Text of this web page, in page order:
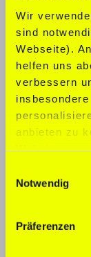
Wir
sind
Webseite).
helfen uns
verbessern
anbieten zu
Website an
Werbung
führen
weiteren
Notwendig
Präferenzen
Deutsch